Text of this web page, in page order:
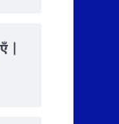
|